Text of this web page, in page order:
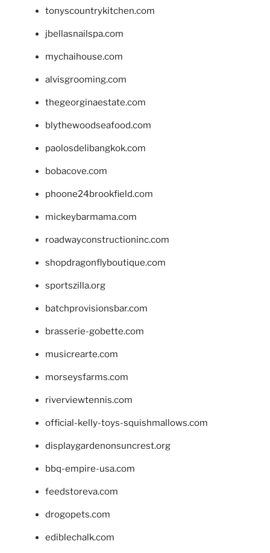
tonyscountrykitchen.com
jbellasnailspa.com
mychaihouse.com
alvisgrooming.com
thegeorginaestate.com
blythewoodseafood.com
paolosdelibangkok.com
bobacove.com
phoone24brookfield.com
mickeybarmama.com
roadwayconstructioninc.com
shopdragonflyboutique.com
sportszilla.org
batchprovisionsbar.com
brasserie-gobette.com
musicrearte.com
morseysfarms.com
riverviewtennis.com
official-kelly-toys-squishmallows.com
displaygardenonsuncrest.org
bbq-empire-usa.com
feedstoreva.com
drogopets.com
ediblechalk.com